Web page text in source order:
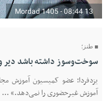
13 Mordad 1405 - 08:44
طنز؛
سوخت‌وسوز داشته باشد دیر
یزدفردا؛ عضو کمیسیون آموزش
آموزش غیرحضوری را نمی‌دهد.» ...